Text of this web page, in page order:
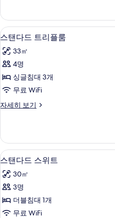
진
모
두
보
기
더
블
룸
세
히
기
스
탠
다
드
트
플
사
진
모
두
보
기
5
스탠다드 트리플룸
33㎡
4명
싱글침대 3개
무료 WiFi
자세히 보기
스
트
리
플
자
세
보
기
스
탠
다
드
스
6
스탠다드 스위트
30㎡
3명
더블침대 1개
무료 WiFi